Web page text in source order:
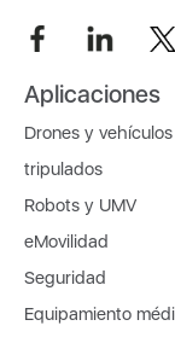
Aplicaciones
Drones y
tripulados
Robots y UMV
eMovilidad
Seguridad
Equipamiento